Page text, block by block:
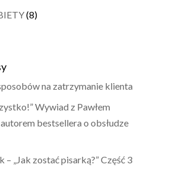
(8)
na zatrzymanie klienta
Wywiad z Pawłem
bestsellera o obsłudze
– „Jak zostać pisarką?” Część 3